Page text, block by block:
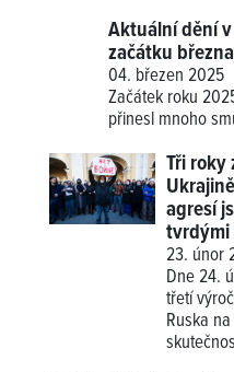
Aktuální dění
začátku
04. březen 2025
Začátek roku
přinesl mnoho
Tři
agresí
23. únor
Dne 24.
třetí
Ruska